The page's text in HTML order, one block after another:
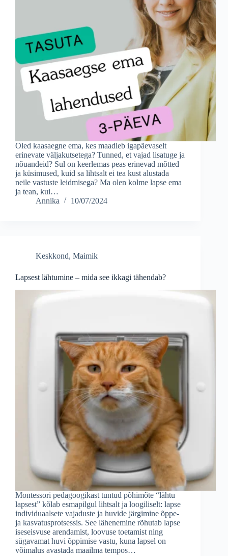
Oled kaasaegne ema, kes maadleb igapäevaselt
erinevate väljakutsetega? Tunned, et vajad lisatuge ja
nõuandeid? Sul on keerlemas peas erinevad mõtted
ja küsimused, kuid sa lihtsalt ei tea kust alustada
neile vastuste leidmisega? Ma olen kolme lapse ema
ja tean, kui…
Annika
10/07/2024
Keskkond, Maimik
Lapsest lähtumine – mida see ikkagi tähendab?
Montessori pedagoogikast tuntud põhimõte “lähtu
lapsest” kõlab esmapilgul lihtsalt ja loogiliselt: lapse
individuaalsete vajaduste ja huvide järgimine õppe-
ja kasvatusprotsessis. See lähenemine rõhutab lapse
iseseisvuse arendamist, loovuse toetamist ning
sügavamat huvi õppimise vastu, kuna lapsel on
võimalus avastada maailma tempos…